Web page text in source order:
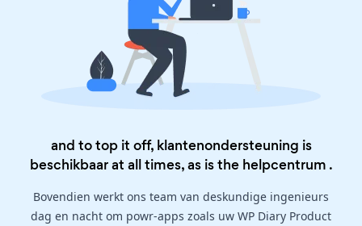
and to top it off, klantenondersteuning is
beschikbaar at all times, as is the helpcentrum .
Bovendien werkt ons team van deskundige ingenieurs
dag en nacht om powr-apps zoals uw WP Diary Product